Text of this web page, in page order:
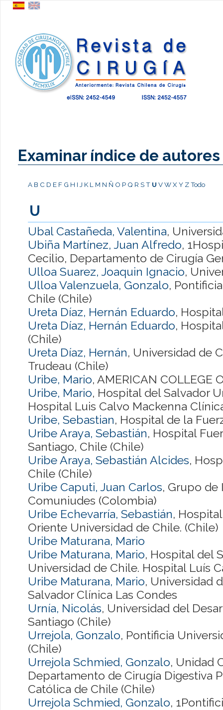
Examinar índice de autores
A B C D E F G H I J K L M N Ñ O P Q R ST U VWXY ZTodo
U
Ubal Castañeda, Valentina,
Ubiña Martínez, Juan Alfredo,
Cecilio, Departamento de Cirugía
Ulloa Suarez, Joaquin Ignacio,
Ulloa Valenzuela, Gonzalo,
Chile (Chile)
Ureta Díaz, Hernán Eduardo,
Ureta Díaz, Hernán Eduardo,
(Chile)
Ureta Díaz, Hernán, Universidad de
Trudeau (Chile)
Uribe, Mario, AMERICAN COLLEGE
Uribe, Mario, Hospital del Salvador
Hospital Luis Calvo Mackenna
Uribe, Sebastian, Hospital de la
Uribe Araya, Sebastián, Hospital
Santiago, Chile (Chile)
Uribe Araya, Sebastián Alcides,
Chile (Chile)
Uribe Caputi, Juan Carlos, Grupo de
Comuniudes (Colombia)
Uribe Echevarría, Sebastián,
Oriente Universidad de Chile. (Chile)
Uribe Maturana, Mario
Uribe Maturana, Mario, Hospital del
Universidad de Chile. Hospital Luís
Uribe Maturana, Mario, Universidad
Salvador Clínica Las Condes
Urnía, Nicolás, Universidad del
Santiago (Chile)
Urrejola, Gonzalo, Pontificia
(Chile)
Urrejola Schmied, Gonzalo, Unidad
Departamento de Cirugía Digestiva
Católica de Chile (Chile)
Urrejola Schmied, Gonzalo,